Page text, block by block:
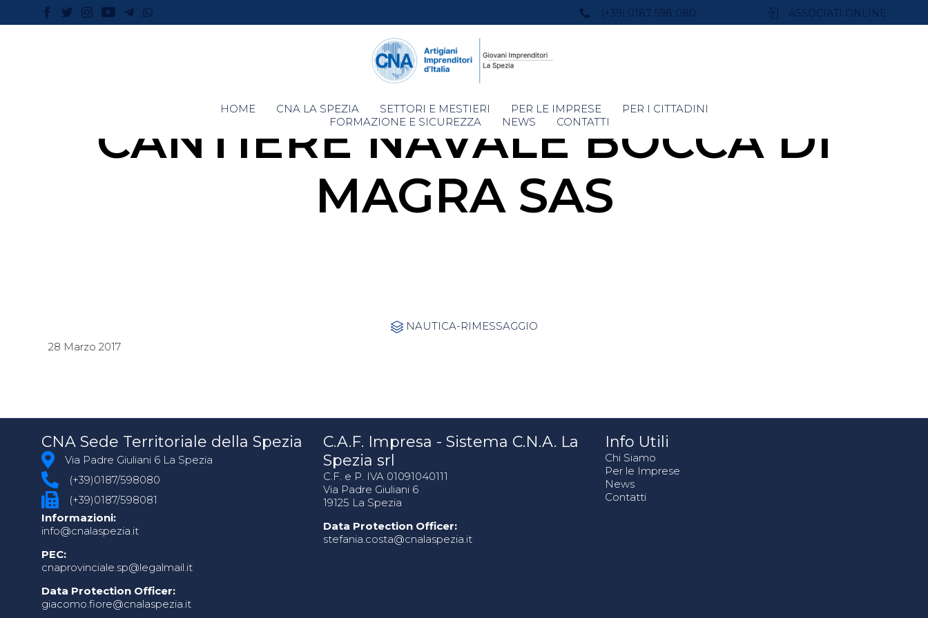
(+39) 0187 598 080 ASSOCIATI ONLINE
Skip
to
HOME CNA LA SPEZIA SETTORI E MESTIERI PER LE IMPRESE
PER I CITTADINI
FORMAZIONE E SICUREZZA
NEWS CONTATTI
CANTIERE NAVALE BOCCA DI
MAGRA SAS
 Category
NAUTICA-RIMESSAGGIO
28 Marzo 2017
CNA Sede Territoriale della Spezia
Via Padre Giuliani 6 La Spezia
(+39)0187/598080
(+39)0187/598081
Informazioni:
info@cnalaspezia.it
PEC:
cnaprovinciale.sp@legalmail.it
Data Protection Officer:
giacomo.fiore@cnalaspezia.it
C.A.F. Impresa - Sistema C.N.A. La
Spezia srl
C.F. e P. IVA 01091040111
Via Padre Giuliani 6
19125 La Spezia
Data Protection Officer:
stefania.costa@cnalaspezia.it
Info Utili
Chi Siamo
Per le Imprese
News
Contatti